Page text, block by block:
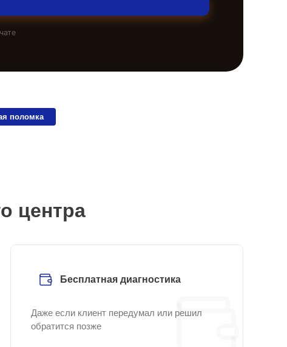
поломка
центра
Бесплатная диагностика
Даже если клиент передумал или решил
обратится позже